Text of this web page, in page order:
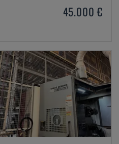
45.000 €